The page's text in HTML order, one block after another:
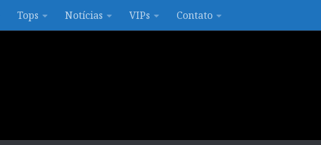
Tops Notícias VIPs Contato